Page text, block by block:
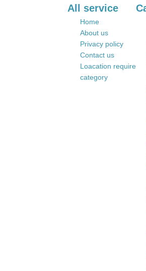
All service
Home
About us
Privacy policy
Contact us
Loacation require
category